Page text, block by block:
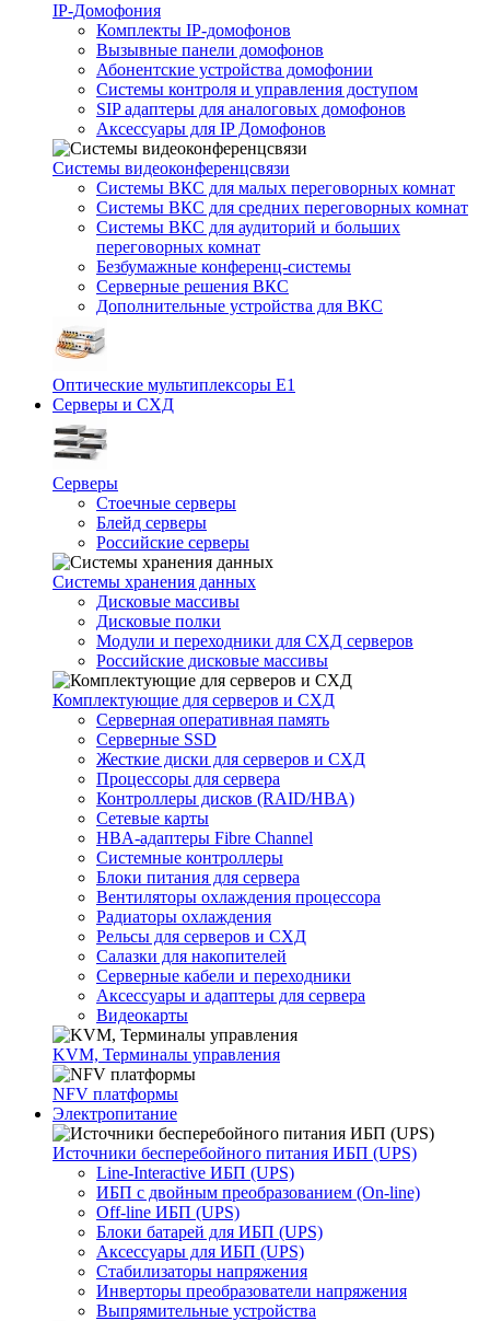
IP-Домофония
Комплекты IP-домофонов
Вызывные панели домофонов
Абонентские устройства домофонии
Системы контроля и управления доступом
SIP адаптеры для аналоговых домофонов
Аксессуары для IP Домофонов
Системы видеоконференцсвязи
Системы ВКС для малых переговорных комнат
Системы ВКС для средних переговорных комнат
Системы ВКС для аудиторий и больших
переговорных комнат
Безбумажные конференц-системы
Серверные решения ВКС
Дополнительные устройства для ВКС
Оптические мультиплексоры Е1
Серверы и СХД
Серверы
Стоечные серверы
Блейд серверы
Российские серверы
Системы хранения данных
Дисковые массивы
Дисковые полки
Модули и переходники для СХД серверов
Российские дисковые массивы
Комплектующие для серверов и СХД
Серверная оперативная память
Серверные SSD
Жесткие диски для серверов и СХД
Процессоры для сервера
Контроллеры дисков (RAID/HBA)
Сетевые карты
HBA-адаптеры Fibre Channel
Системные контроллеры
Блоки питания для сервера
Вентиляторы охлаждения процессора
Радиаторы охлаждения
Рельсы для серверов и СХД
Салазки для накопителей
Серверные кабели и переходники
Аксессуары и адаптеры для сервера
Видеокарты
KVM, Терминалы управления
NFV платформы
Электропитание
Источники бесперебойного питания ИБП (UPS)
Line-Interactive ИБП (UPS)
ИБП с двойным преобразованием (On-line)
Off-line ИБП (UPS)
Блоки батарей для ИБП (UPS)
Аксессуары для ИБП (UPS)
Стабилизаторы напряжения
Инверторы преобразователи напряжения
Выпрямительные устройства